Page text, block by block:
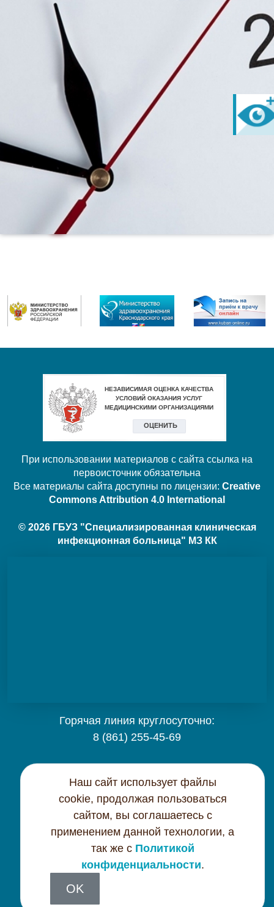
При использовании материалов с сайта ссылка на
первоисточник обязательна
Все материалы сайта доступны по лицензии: Creative
Commons Attribution 4.0 International
© 2026 ГБУЗ "Специализированная клиническая
инфекционная больница" МЗ КК
Горячая линия круглосуточно:
8 (861) 255-45-69
Контактная информация
Политика конфиденциальности
Наш сайт использует файлы
cookie, продолжая пользоваться
сайтом, вы соглашаетесь с
применением данной технологии, а
так же с Политикой
конфиденциальности.
OK